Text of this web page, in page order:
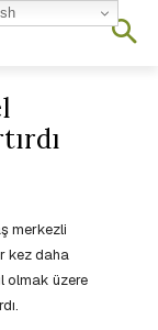
merkezli
kez daha
olmak üzere